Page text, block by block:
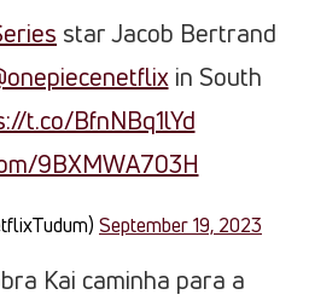
star Jacob Bertrand
in South
t.co/BfnNBq1lYd
9BXMWA703H
September 19, 2023
Kai caminha para a